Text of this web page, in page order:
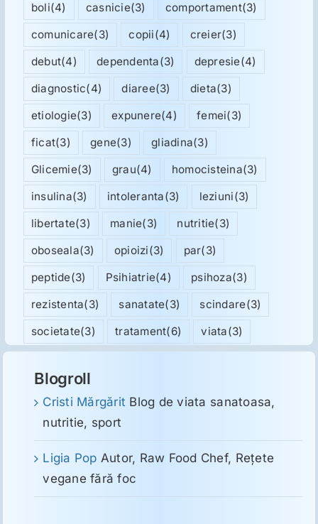
boli(4) casnicie(3) comportament(3)
comunicare(3) copii(4) creier(3)
debut(4) dependenta(3) depresie(4)
diagnostic(4) diaree(3) dieta(3)
etiologie(3) expunere(4) femei(3)
ficat(3) gene(3) gliadina(3)
Glicemie(3) grau(4) homocisteina(3)
insulina(3) intoleranta(3) leziuni(3)
libertate(3) manie(3) nutritie(3)
oboseala(3) opioizi(3) par(3)
peptide(3) Psihiatrie(4) psihoza(3)
rezistenta(3) sanatate(3) scindare(3)
societate(3) tratament(6) viata(3)
Blogroll
Cristi Mărgărit Blog de viata sanatoasa,
nutritie, sport
Ligia Pop Autor, Raw Food Chef, Reţete
vegane fără foc